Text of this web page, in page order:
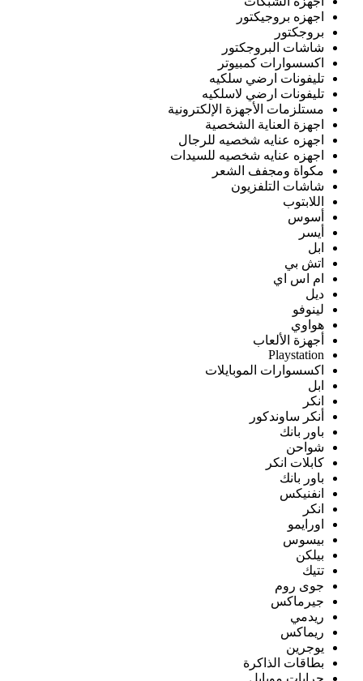
اجهزه بروجيكتور
بروجكتور
شاشات البروجكتور
اكسسوارات كمبيوتر
تليفونات ارضي سلكيه
تليفونات ارضي لاسلكيه
مستلزمات الأجهزة الإلكترونية
اجهزة العناية الشخصية
اجهزه عنايه شخصيه للرجال
اجهزه عنايه شخصيه للسيدات
مكواة ومجفف الشعر
شاشات التلفزيون
اللابتوب
أسوس
أيسر
ابل
اتش بي
ام اس اي
ديل
لينوفو
هواوي
أجهزة الألعاب
Playstation
اكسسوارات الموبايلات
ابل
انكر
أنكر ساوندكور
باور بانك
شواحن
كابلات انكر
باور بانك
انفنيكس
انكر
اورايمو
بيسوس
بيلكن
تتيك
جوى روم
جيرماكس
ريدمي
ريماكس
يوجرين
بطاقات الذاكرة